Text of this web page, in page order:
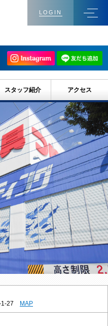
LOGIN
スタッフ紹介 アクセス
1-27
MAP